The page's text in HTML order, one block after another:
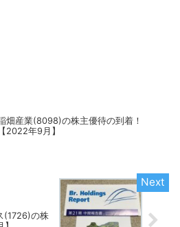
畑産業(8098)の株主優待の到着！
【2022年9月】
(1726)の株